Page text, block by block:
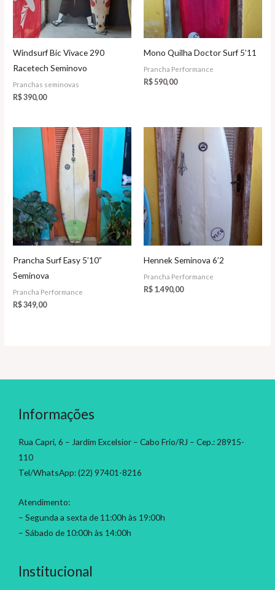
Windsurf Bic Vivace 290
Racetech Seminovo
Pranchas seminovas
R$390,00
Mono Quilha Doctor Surf 5’11
Prancha Performance
R$ 590,00
Prancha Surf Easy 5’10”
Seminova
Prancha Performance
R$349,00
Hennek Seminova 6’2
Prancha Performance
R$ 1.490,00
Informações
Rua Capri, 6 – Jardim Excelsior – Cabo Frio/RJ – Cep.: 28915-
110
Tel/WhatsApp: (22) 97401-8216
Atendimento:
– Segunda a sexta de 11:00h às 19:00h
– Sábado de 10:00h às 14:00h
Institucional